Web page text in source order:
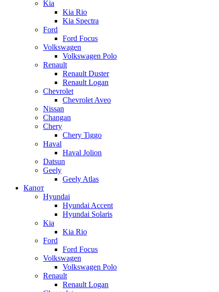
Kia
Kia Rio
Kia Spectra
Ford
Ford Focus
Volkswagen
Volkswagen Polo
Renault
Renault Duster
Renault Logan
Chevrolet
Chevrolet Aveo
Nissan
Changan
Chery
Chery Tiggo
Haval
Haval Jolion
Datsun
Geely
Geely Atlas
Капот
Hyundai
Hyundai Accent
Hyundai Solaris
Kia
Kia Rio
Ford
Ford Focus
Volkswagen
Volkswagen Polo
Renault
Renault Logan